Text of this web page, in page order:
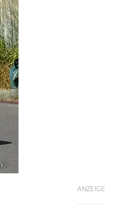
ANZEIGE